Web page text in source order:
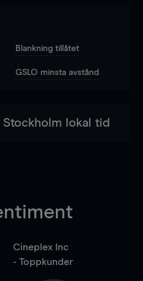
Blankning tillåtet
GSLO minsta avstånd
lokal tid
Cineplex Inc
- Toppkunder